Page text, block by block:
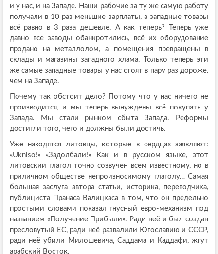
и у нас, и на Западе. Наши рабочие за ту же самую работу
получали в 10 раз меньшие зарплаты, а западные товары
всё равно в 3 раза дешевле. А как теперь? Теперь уже
давно все заводы обанкротились, всё их оборудование
продано на металлолом, а помещения превращены в
склады и магазины западного хлама. Только теперь эти
же самые западные товары у нас стоят в пару раз дороже,
чем на Западе.
Почему так обстоит дело? Потому что у нас ничего не
производится, и мы теперь вынуждены всё покупать у
Запада. Мы стали рынком сбыта Запада. Реформы
достигли того, чего и должны были достичь.
Уже находятся литовцы, которые в сердцах заявляют:
«Ukniso!» «Задолбали!» Как и в русском языке, этот
литовский глагол точно созвучен всем известному, но в
приличном обществе непроизносимому глаголу… Самая
большая заслуга автора статьи, историка, переводчика,
публициста Пранаса Валицкаса в том, что он предельно
простыми словами показал гнусный евро-механизм под
названием «Получение Прибыли». Ради неё и был создан
пресловутый ЕС, ради неё развалили Югославию и СССР,
ради неё убили Милошевича, Саддама и Каддафи, жгут
арабский Восток.